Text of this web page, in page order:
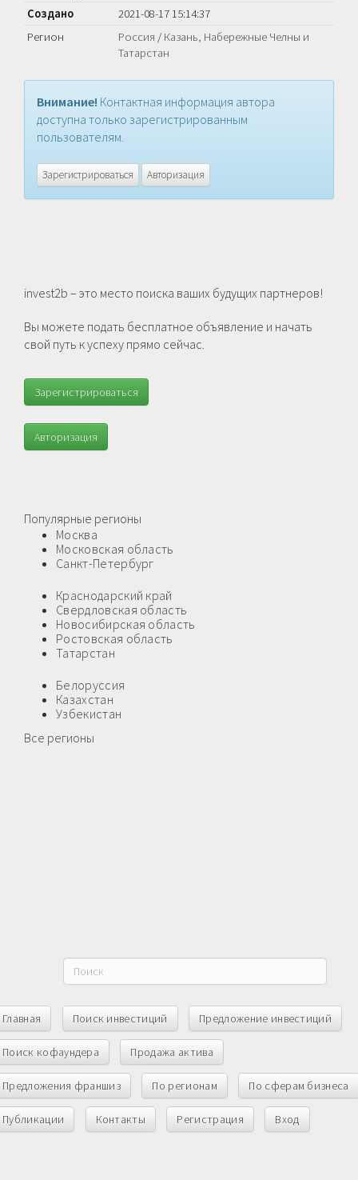
Создано
2021-08-17 15:14:37
Регион
Россия / Казань, Набережные Челны и
Татарстан
Внимание! Контактная информация автора
доступна только зарегистрированным
пользователям.
Зарегистрироваться Авторизация
invest2b – это место поиска ваших будущих партнеров!
Вы можете подать бесплатное объявление и начать
свой путь к успеху прямо сейчас.
Зарегистрироваться
Авторизация
Популярные регионы
Москва
Московская область
Санкт-Петербург
Краснодарский край
Свердловская область
Новосибирская область
Ростовская область
Татарстан
Белоруссия
Казахстан
Узбекистан
Все регионы
Главная Поиск инвестиций Предложение инвестиций
Поиск кофаундера Продажа актива
Предложения франшиз По регионам По сферам бизнеса
Публикации Контакты Регистрация Вход